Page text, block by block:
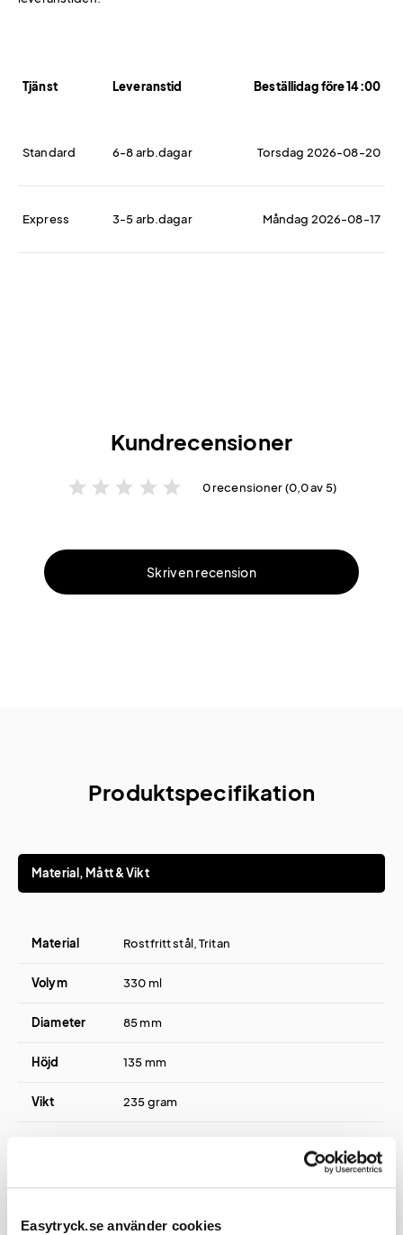
Easytryck.se använder cookies
Tjänst Leveranstid Beställidag före 14:00
Standard 6-8 arb.dagar Torsdag 2026-08-20
Express 3-5 arb.dagar Måndag 2026-08-17
Kundrecensioner
star star star star star 0 recensioner (0,0 av 5)
Skriv en recension
Produktspecifikation
Material, Mått & Vikt
Material Rostfritt stål, Tritan
Volym 330 ml
Diameter 85 mm
Höjd 135 mm
Vikt 235 gram